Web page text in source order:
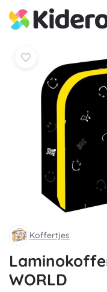
Koffertjes
WORLD
11,90 €